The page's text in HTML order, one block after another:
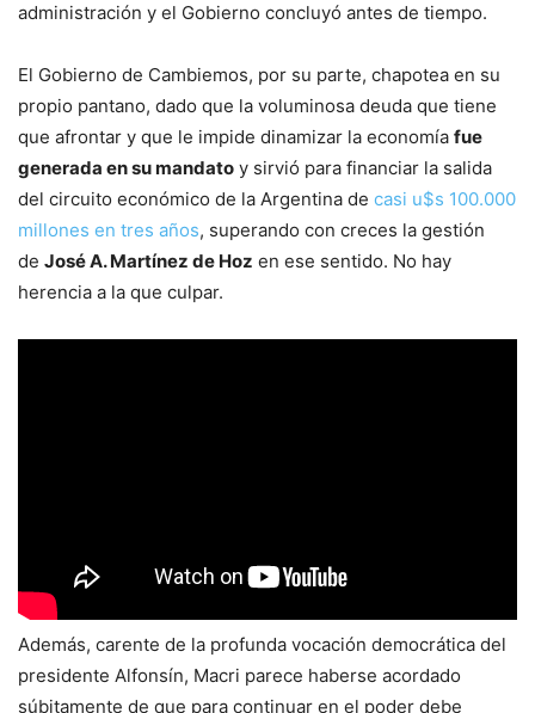
administración y el Gobierno concluyó antes de tiempo.
El Gobierno de Cambiemos, por su parte, chapotea en su
propio pantano, dado que la voluminosa deuda que tiene
que afrontar y que le impide dinamizar la economía fue
generada en su mandato y sirvió para financiar la salida
del circuito económico de la Argentina de casi u$s 100.000
millones en tres años, superando con creces la gestión
de José A. Martínez de Hoz en ese sentido. No hay
herencia a la que culpar.
Además, carente de la profunda vocación democrática del
presidente Alfonsín, Macri parece haberse acordado
súbitamente de que para continuar en el poder debe